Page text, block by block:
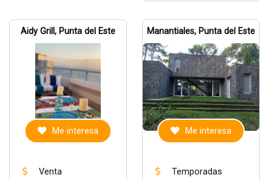
Aidy Grill, Punta del Este
Me interesa
Venta
Manantiales, Punta del Este
Me interesa
Temporadas